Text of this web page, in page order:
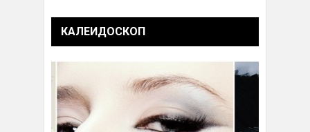
КАЛЕИДОСКОП